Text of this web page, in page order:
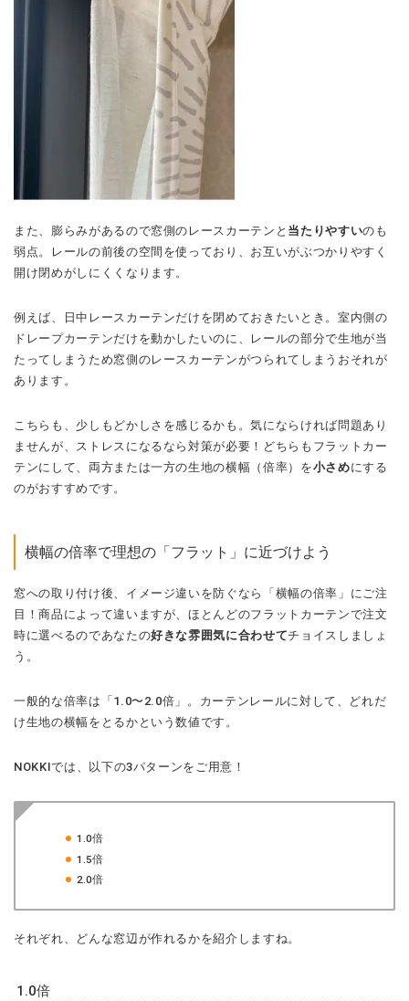
また、膨らみがあるので窓側のレースカーテンと 当たりやすいのも
弱点。レールの前後の空間を使っており、お互いがぶつかりやすく
開け閉めがしにくくなります。
例えば、日中レースカーテンだけを閉めておきたいとき。室内側の
ドレープカーテンだけを動かしたいのに、レールの部分で生地が当
たってしまうため窓側のレースカーテンがつられてしまうおそれが
あります。
こちらも、少しもどかしさを感じるかも。気にならければ問題あり
ませんが、ストレスになるなら対策が必要！どちらもフラットカー
テンにして、両方または一方の生地の横幅（倍率）を小さめにする
のがおすすめです。
横幅の倍率で理想の「フラット」に近づけよう
窓への取り付け後、イメージ違いを防ぐなら「横幅の倍率」にご注
目！商品によって違いますが、ほとんどのフラットカーテンで注文
時に選べるのであなたの好きな雰囲気に合わせてチョイスしましょ
う。
一般的な倍率は「1.0〜2.0倍」。カーテンレールに対して、どれだ
け生地の横幅をとるかという数値です。
NOKKIでは、以下の3パターンをご用意！
1.0倍
1.5倍
2.0倍
それぞれ、どんな窓辺が作れるかを紹介しますね。
1.0倍